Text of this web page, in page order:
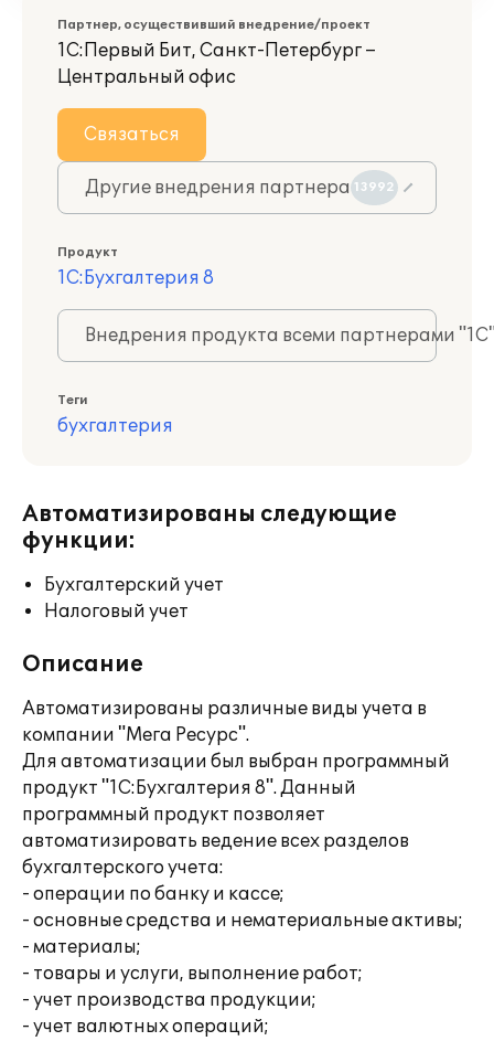
Партнер, осуществивший внедрение/проект
1С:Первый Бит, Санкт-Петербург –
Центральный офис
Связаться
Другие внедрения партнера 13992
Продукт
1С:Бухгалтерия 8
Внедрения продукта всеми партнерами
Теги
бухгалтерия
Автоматизированы следующие
функции:
Бухгалтерский учет
Налоговый учет
Описание
Автоматизированы различные виды учета в
компании "Мега Ресурс".
Для автоматизации был выбран программный
продукт "1C:Бухгалтерия 8". Данный
программный продукт позволяет
автоматизировать ведение всех разделов
бухгалтерского учета:
- операции по банку и кассе;
- основные средства и нематериальные активы;
- материалы;
- товары и услуги, выполнение работ;
- учет производства продукции;
- учет валютных операций;